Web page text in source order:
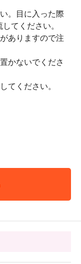
。目に入った際
てください。
ありますので注
かないでくださ
てください。